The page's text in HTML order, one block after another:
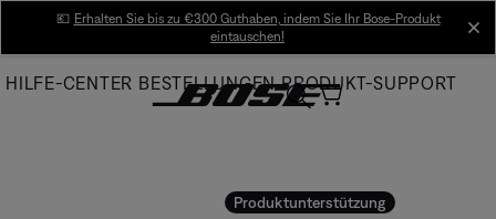
Main
💶 Erhalten Sie bis zu €300 Guthaben, indem Sie Ihr Bose-Produkt
eintauschen!
HILFE-CENTER BESTELLUNGEN PRODUKT-SUPPORT
Produktunterstützung